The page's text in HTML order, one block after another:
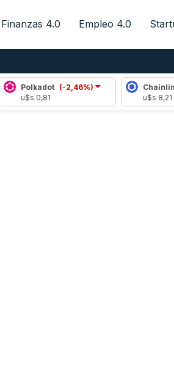
Finanzas 4.0 Empleo 4.0
Polkadot
(-2,46%)
u$s 0,81
Chainlink
u$s 8,21